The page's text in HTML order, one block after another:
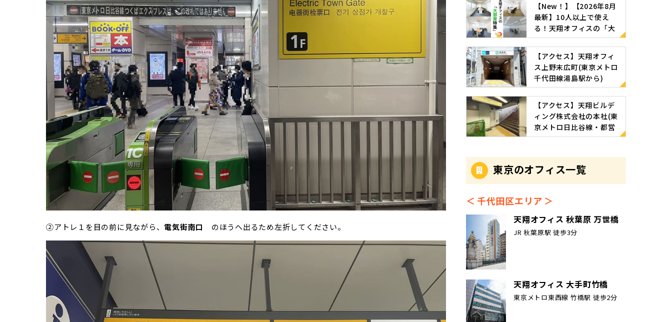
②アトレ１を目の前に見ながら、 電気街南口 のほうへ出るため左折してください。
【New！】【2026年8月
最新】10人以上で使え
る！天翔オフィスの「大
部屋特集」
【アクセス】天翔オフィ
ス上野末広町(東京メトロ
千代田線湯島駅から)
【アクセス】天翔ビルデ
ィング株式会社の本社(東
京メトロ日比谷線・都営
地下鉄浅草線 東銀座駅か
東京のオフィス一覧
千代田区エリア
天翔オフィス 秋葉原 万世橋
JR 秋葉原駅 徒歩3分
天翔オフィス 大手町竹橋
東京メトロ東西線 竹橋駅 徒歩2分